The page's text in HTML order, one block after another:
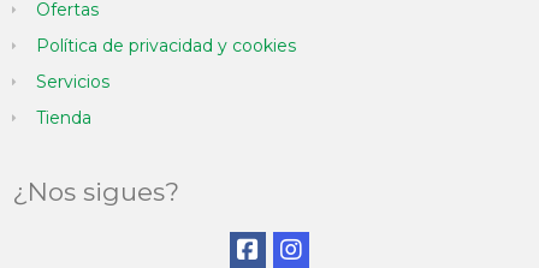
Ofertas
Política de privacidad y cookies
Servicios
Tienda
¿Nos sigues?